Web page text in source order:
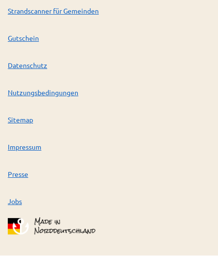
Strandscanner für Gemeinden
Gutschein
Datenschutz
Nutzungsbedingungen
Sitemap
Impressum
Presse
Jobs